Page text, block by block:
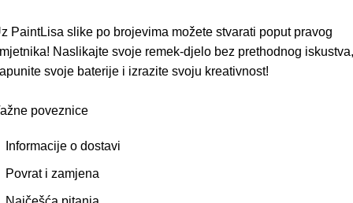
PaintLisa slike po brojevima možete stvarati poput pravog
Naslikajte svoje remek-djelo bez prethodnog iskustva,
svoje baterije i izrazite svoju kreativnost!
poveznice
Informacije o dostavi
Povrat i zamjena